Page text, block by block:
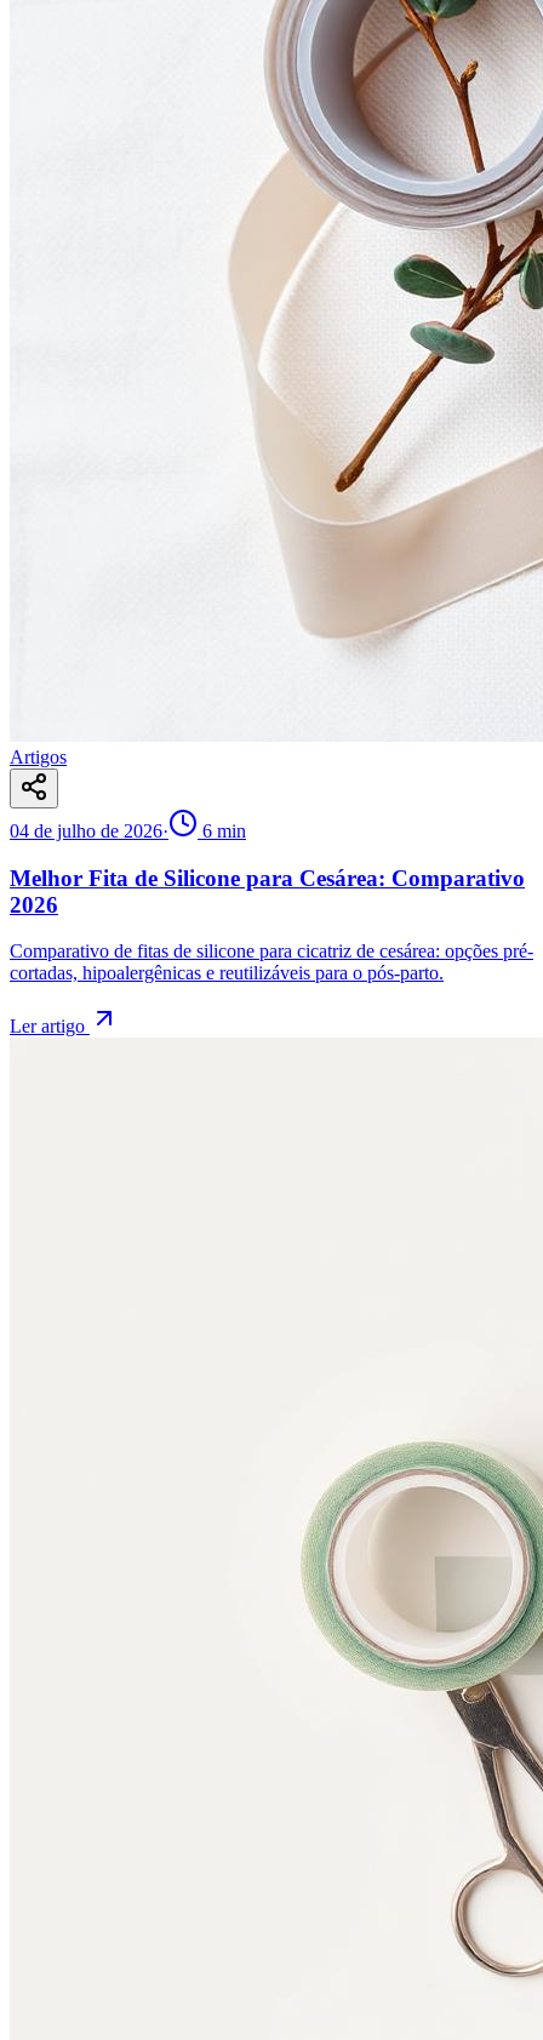
Artigos
04 de julho de 2026· 6 min
Melhor Fita de Silicone para Cesárea: Comparativo
2026
Comparativo de fitas de silicone para cicatriz de cesárea: opções pré-
cortadas, hipoalergênicas e reutilizáveis para o pós-parto.
Ler artigo